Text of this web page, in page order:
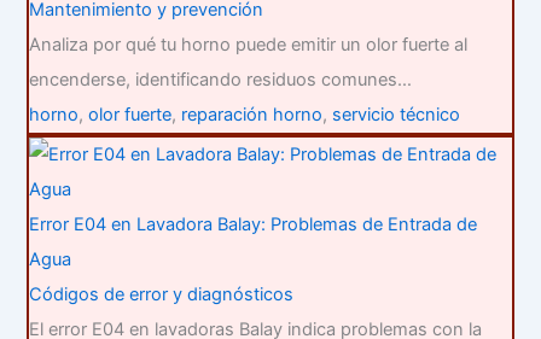
Mantenimiento y prevención
Analiza por qué tu horno puede emitir un olor fuerte al
encenderse, identificando residuos comunes…
horno,olor fuerte, reparación horno, servicio técnico
Error E04 en Lavadora Balay: Problemas de Entrada de
Agua
Códigos de error y diagnósticos
El error E04 en lavadoras Balay indica problemas con la